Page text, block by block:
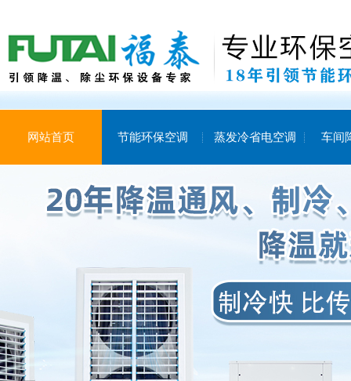
网站首页 节能环保空调 蒸发冷省电空调 车间